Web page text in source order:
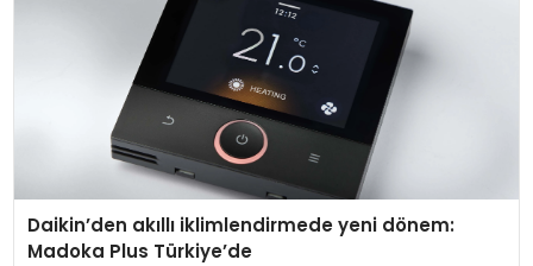
Daikin’den akıllı iklimlendirmede yeni dönem:
Madoka Plus Türkiye’de